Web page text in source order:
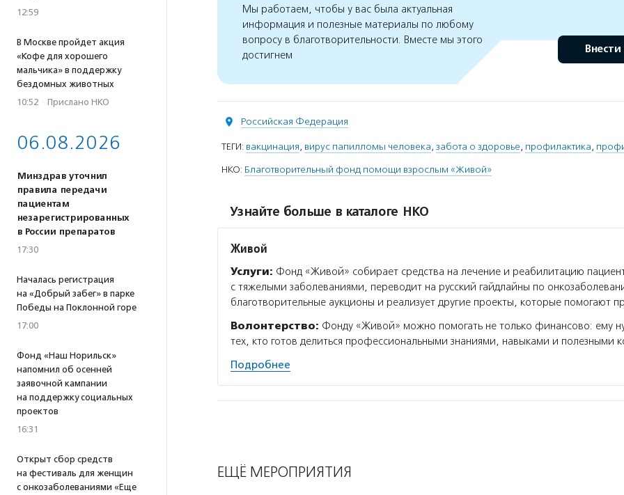
12:59
В Москве пройдет акция
«Кофе для хорошего
мальчика» в поддержку
бездомных животных
10:52 · Прислано НКО
06.08.2026
Минздрав уточнил
правила передачи
пациентам
незарегистрированных
в России препаратов
17:30
Началась регистрация
на «Добрый забег» в парке
Победы на Поклонной горе
17:00
Фонд «Наш Норильск»
напомнил об осенней
заявочной кампании
на поддержку социальных
проектов
16:31
Открыт сбор средств
на фестиваль для женщин
с онкозаболеваниями «Еще
Мы работаем, чтобы у вас была актуальная
информация и полезные материалы по любому
вопросу в благотворительности. Вместе мы этого
достигнем
Внести
Российская Федерация
ТЕГИ: вакцинация, вирус папилломы человека, забота о здоровье, профилактика,
НКО: Благотворительный фонд помощи взрослым «Живой»
Узнайте больше в каталоге НКО
Живой
Услуги: Фонд «Живой» собирает средства на лечение и реабилитацию
с тяжелыми заболеваниями, переводит на русский гайдлайны по
благотворительные аукционы и реализует другие проекты, которые помогают
Волонтерство: Фонду «Живой» можно помогать не только финансово: ему
тех, кто готов делиться профессиональными знаниями, навыками и полезными
Подробнее
ЕЩЁ МЕРОПРИЯТИЯ